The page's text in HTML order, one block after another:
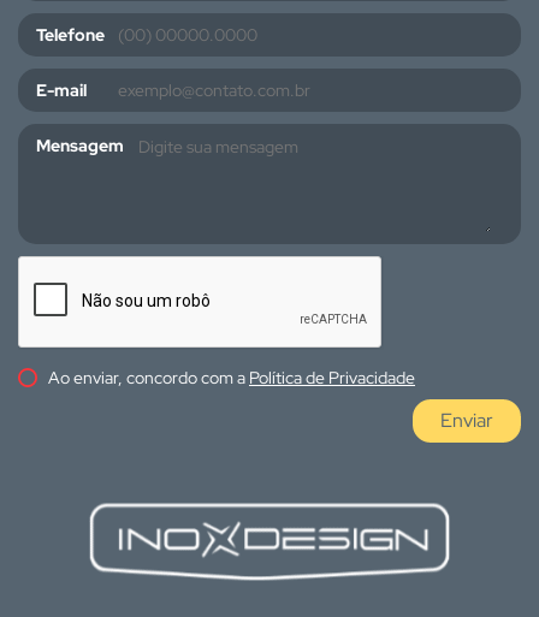
Telefone
E-mail
Mensagem
Ao enviar, concordo com a Política de Privacidade
Enviar